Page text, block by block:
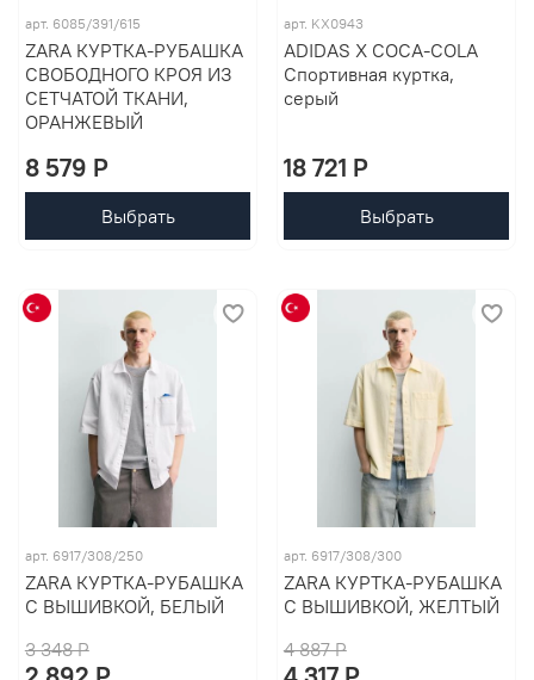
арт. 6085/391/615
ZARA КУРТКА-РУБАШКА
СВОБОДНОГО КРОЯ ИЗ
СЕТЧАТОЙ ТКАНИ,
ОРАНЖЕВЫЙ
8 579 P
Выбрать
арт. KX0943
ADIDAS X COCA-COLA
Спортивная куртка,
серый
18 721 P
Выбрать
арт. 6917/308/250
ZARA КУРТКА-РУБАШКА
С ВЫШИВКОЙ, БЕЛЫЙ
3 348 P
арт. 6917/308/300
ZARA КУРТКА-РУБАШКА
С ВЫШИВКОЙ, ЖЕЛТЫЙ
4 887 P